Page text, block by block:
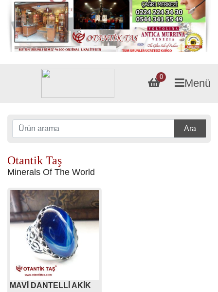
0
Menü
Ara
Otantik Taş
Minerals Of The World
MAVİ DANTELLİ AKİK